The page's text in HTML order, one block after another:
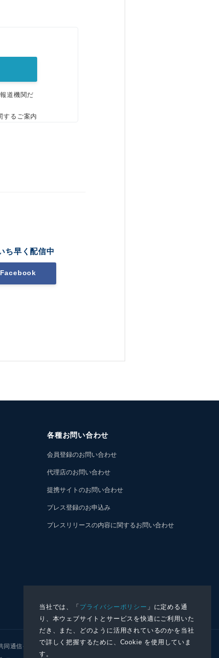
当社では、「 プライバシーポリシー 」に定める通
り、本ウェブサイトとサービスを快適にご利用いた
だき、また、どのように活用されているのかを当社
で詳しく把握するために、Cookie を使用していま
す。
道機関だ
するご案内
ち早く配信中
Facebook
各種お問い合わせ
会員登録のお問い合わせ
代理店のお問い合わせ
提携サイトのお問い合わせ
プレス登録のお申込み
プレスリリースの内容に関するお問い合わせ
同通信イメージズ
株式会社NNA